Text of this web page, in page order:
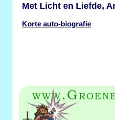
Met Licht en Liefde,
Korte auto-biografie